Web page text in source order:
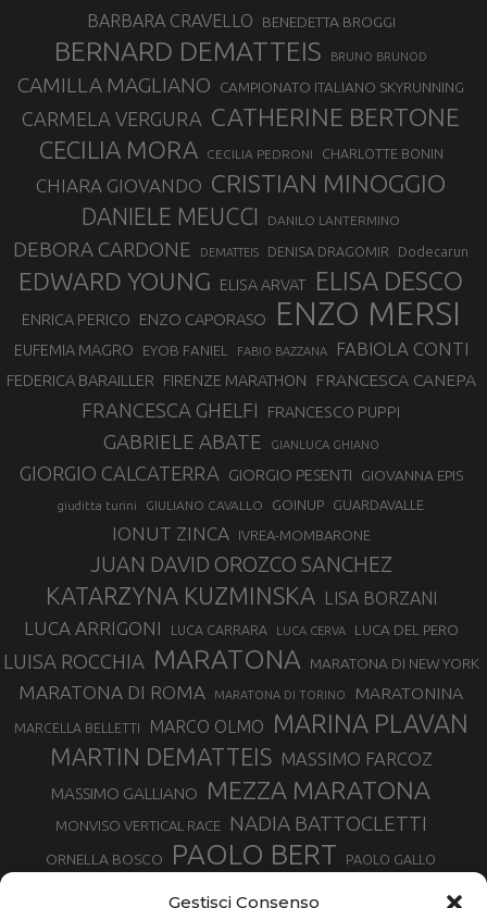
Gestisci Consenso
BARBARA CRAVELLO BENEDETTA BROGGI
BERNARD DEMATTEIS BRUNO BRUNOD
CAMILLA MAGLIANO CAMPIONATO ITALIANO SKYRUNNING
CARMELA VERGURA CATHERINE BERTONE
CECILIA MORA CECILIA PEDRONI CHARLOTTE BONIN
CHIARA GIOVANDO CRISTIAN MINOGGIO
DANIELE MEUCCI DANILO LANTERMINO
DEBORA CARDONE DEMATTEIS DENISA DRAGOMIR Dodecarun
EDWARD YOUNG ELISA ARVAT ELISA DESCO
ENRICA PERICO ENZO CAPORASO ENZO MERSI
EUFEMIA MAGRO EYOB FANIEL FABIO BAZZANA FABIOLA CONTI
FEDERICA BARAILLER FIRENZE MARATHON FRANCESCA CANEPA
FRANCESCA GHELFI FRANCESCO PUPPI
GABRIELE ABATE GIANLUCA GHIANO
GIORGIO CALCATERRA GIORGIO PESENTI GIOVANNA EPIS
giuditta turini GIULIANO CAVALLO GOINUP GUARDAVALLE
IONUT ZINCA IVREA-MOMBARONE
JUAN DAVID OROZCO SANCHEZ
KATARZYNA KUZMINSKA LISA BORZANI
LUCA ARRIGONI LUCA CARRARA LUCA CERVA LUCA DEL PERO
LUISA ROCCHIA MARATONA MARATONA DI NEW YORK
MARATONA DI ROMA MARATONA DI TORINO MARATONINA
MARCELLA BELLETTI MARCO OLMO MARINA PLAVAN
MARTIN DEMATTEIS MASSIMO FARCOZ
MASSIMO GALLIANO MEZZA MARATONA
MONVISO VERTICAL RACE NADIA BATTOCLETTI
ORNELLA BOSCO PAOLO BERT PAOLO GALLO